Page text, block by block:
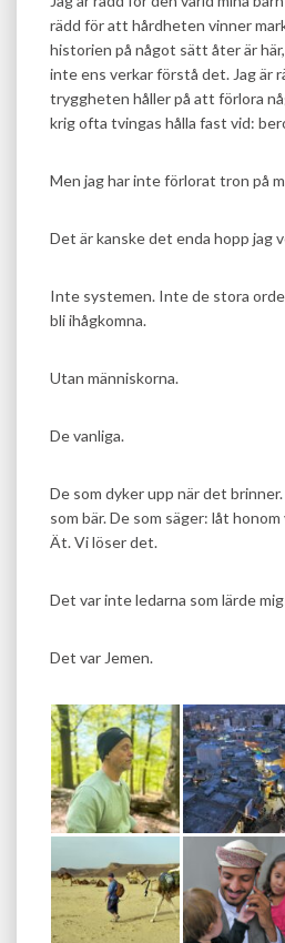
rädd för att hårdheten vinner
historien på något sätt åter är
inte ens verkar förstå det. Jag är
tryggheten håller på att förlora
krig ofta tvingas hålla fast vid:
Men jag har inte förlorat tron på
Det är kanske det enda hopp jag
Inte systemen. Inte de stora
bli ihågkomna.
Utan människorna.
De vanliga.
De som dyker upp när det
som bär. De som säger: låt
Ät. Vi löser det.
Det var inte ledarna som lärde
Det var Jemen.